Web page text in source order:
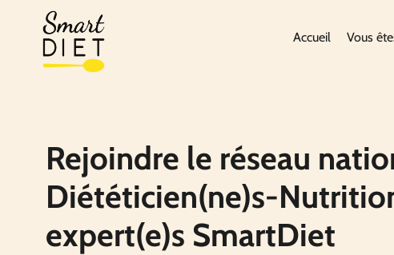
Accueil Vous
Rejoindre le réseau
Diététicien(ne)s-
expert(e)s SmartDiet